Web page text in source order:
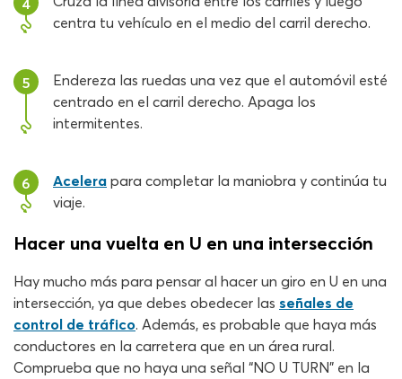
4
centra tu vehículo en el medio del carril derecho.
5
Endereza las ruedas una vez que el automóvil esté
centrado en el carril derecho. Apaga los
intermitentes.
6 Acelera para completar la maniobra y continúa tu
viaje.
Hacer una vuelta en U en una intersección
Hay mucho más para pensar al hacer un giro en U en una
intersección, ya que debes obedecer las señales de
control de tráfico. Además, es probable que haya más
conductores en la carretera que en un área rural.
Comprueba que no haya una señal “NO U TURN” en la